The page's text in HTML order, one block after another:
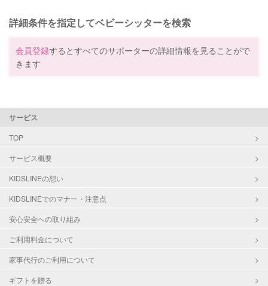
詳細条件を指定してベビーシッターを検索
会員登録するとすべてのサポーターの詳細情報を見ることがで
きます
サービス
TOP
サービス概要
KIDSLINEの想い
KIDSLINEでのマナー・注意点
安心安全への取り組み
ご利用料金について
家事代行のご利用について
ギフトを贈る